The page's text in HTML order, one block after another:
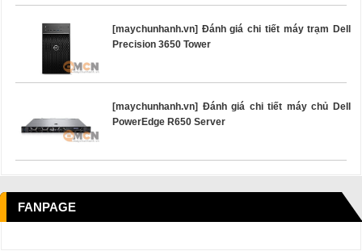
[maychunhanh.vn] Đánh giá chi tiết máy trạm Dell
Precision 3650 Tower
[maychunhanh.vn] Đánh giá chi tiết máy chủ Dell
PowerEdge R650 Server
FANPAGE